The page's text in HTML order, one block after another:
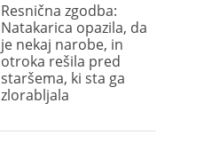
Resnična zgodba:
Natakarica opazila, da
je nekaj narobe, in
otroka rešila pred
staršema, ki sta ga
zlorabljala